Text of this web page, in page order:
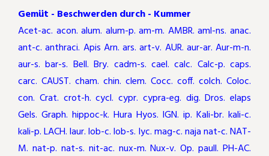
Gemüt - Beschwerden durch - Kummer
Acet-ac. acon. alum. alum-p. am-m. AMBR. aml-ns. anac.
ant-c. anthraci. Apis Arn. ars. art-v. AUR. aur-ar. Aur-m-n.
aur-s. bar-s. Bell. Bry. cadm-s. cael. calc. Calc-p. caps.
carc. CAUST. cham. chin. clem. Cocc. coff. colch. Coloc.
con. Crat. crot-h. cycl. cypr. cypra-eg. dig. Dros. elaps
Gels. Graph. hippoc-k. Hura Hyos. IGN. ip. Kali-br. kali-c.
kali-p. LACH. laur. lob-c. lob-s. lyc. mag-c. naja nat-c. NAT-
M. nat-p. nat-s. nit-ac. nux-m. Nux-v. Op. paull. PH-AC.